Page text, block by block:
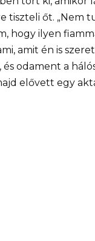
tiszteli őt. „Nem
hogy ilyen
amit én is
és odament a
elővett egy